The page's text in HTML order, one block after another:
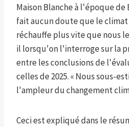
Maison Blanche à l'époque de
fait aucun doute que le climat
réchauffe plus vite que nous
il lorsqu'on l'interroge sur la
entre les conclusions de
celles de 2025. « Nous sous-
l'ampleur du changement
Ceci est expliqué dans le